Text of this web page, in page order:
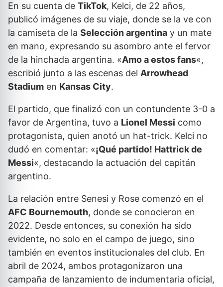
En su cuenta de TikTok, Kelci, de 22 años,
publicó imágenes de su viaje, donde se la ve con
la camiseta de la Selección argentina y un mate
en mano, expresando su asombro ante el fervor
de la hinchada argentina. «Amo a estos fans«,
escribió junto a las escenas del Arrowhead
Stadium en Kansas City.
El partido, que finalizó con un contundente 3-0 a
favor de Argentina, tuvo a Lionel Messi como
protagonista, quien anotó un hat-trick. Kelci no
dudó en comentar: «¡Qué partido! Hattrick de
Messi«, destacando la actuación del capitán
argentino.
La relación entre Senesi y Rose comenzó en el
AFC Bournemouth, donde se conocieron en
2022. Desde entonces, su conexión ha sido
evidente, no solo en el campo de juego, sino
también en eventos institucionales del club. En
abril de 2024, ambos protagonizaron una
campaña de lanzamiento de indumentaria oficial,